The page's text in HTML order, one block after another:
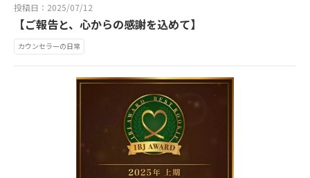
投稿日：2025/07/12
【ご報告と、心からの感謝を込めて】
カウンセラーの日常